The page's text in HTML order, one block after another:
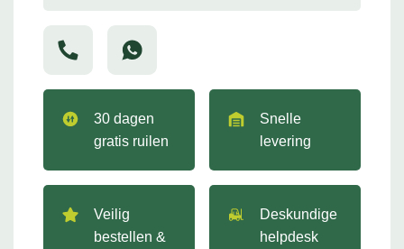
30 dagen
gratis ruilen
Snelle
levering
Veilig
bestellen &
Deskundige
helpdesk